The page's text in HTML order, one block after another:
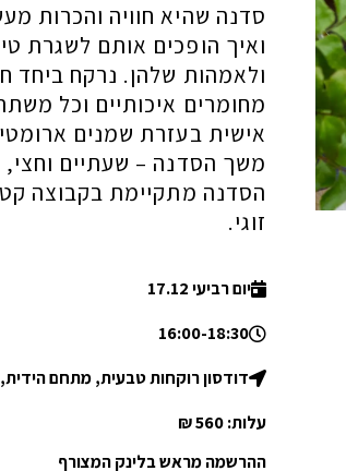
סדנה שהיא חוויה והכרות
ואיך הופכים אותם לשגרת
ולאמהות שלהן. נרקח ביחד
מחומרים איכותיים וכל
אישית בעזרת שמנים
משך הסדנה – שעתיים וחצי,
זוגי.
יום רביעי 17.12
16:00-18:30
דודסון רוקחות טבעית, מתחם הידית,
עלות: 560 ₪
ההרשמה מראש בלינק המצורף